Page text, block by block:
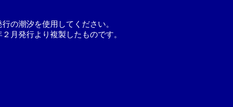
の潮汐を使用してください。
月発行より複製したものです。